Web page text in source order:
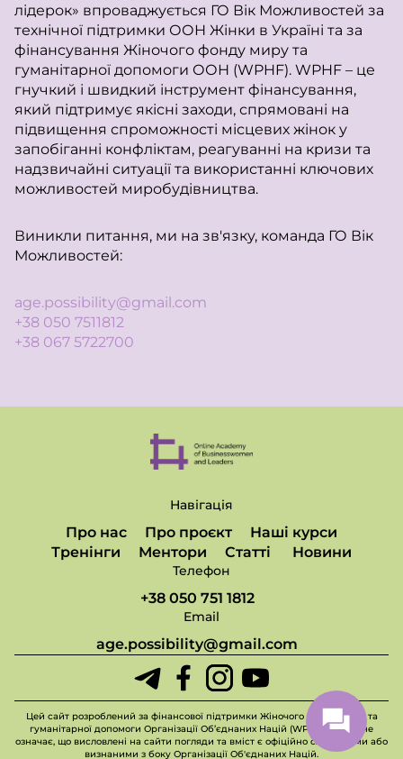
лідерок» впроваджується ГО Вік Можливостей за
технічної підтримки ООН Жінки в Україні та за
фінансування Жіночого фонду миру та
гуманітарної допомоги ООН (WPHF). WPHF – це
гнучкий і швидкий інструмент фінансування,
який підтримує якісні заходи, спрямовані на
підвищення спроможності місцевих жінок у
запобіганні конфліктам, реагуванні на кризи та
надзвичайні ситуації та використанні ключових
можливостей миробудівництва.
Виникли питання, ми на зв'язку, команда ГО Вік
Можливостей:
age.possibility@gmail.com
+38 050 7511812
+38 067 5722700
Навігація
Про нас Про проєкт
Наші курси
Тренінги
Ментори Статті Новини
Телефон
+38 050 751 1812
Email
age.possibility@gmail.com
Цей сайт розроблений за фінансової підтримки Жіночого фонду миру та
гуманітарної допомоги Організації Об’єднаних Націй (WPHF), але це не
означає, що висловлені на сайти погляди та вміст є офіційно схваленими або
визнаними з боку Організації Об'єднаних Націй.